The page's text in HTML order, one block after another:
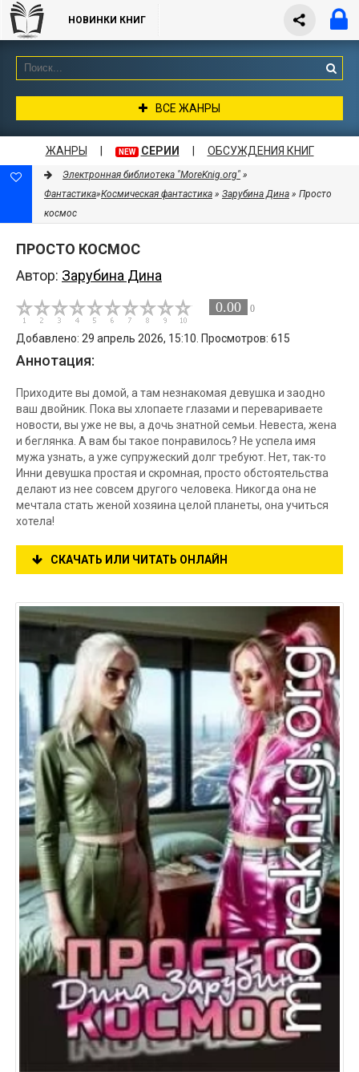
НОВИНКИ КНИГ
ВСЕ ЖАНРЫ
ЖАНРЫ NEW СЕРИИ ОБСУЖДЕНИЯ КНИГ
Электронная библиотека "MoreKnig.org" »
Фантастика»Космическая фантастика » Зарубина Дина » Просто
космос
ПРОСТО КОСМОС
Автор: Зарубина Дина
0.00 0
Добавлено: 29 апрель 2026, 15:10. Просмотров: 615
Аннотация:
Приходите вы домой, а там незнакомая девушка и заодно
ваш двойник. Пока вы хлопаете глазами и перевариваете
новости, вы уже не вы, а дочь знатной семьи. Невеста, жена
и беглянка. А вам бы такое понравилось? Не успела имя
мужа узнать, а уже супружеский долг требуют. Нет, так-то
Инни девушка простая и скромная, просто обстоятельства
делают из нее совсем другого человека. Никогда она не
мечтала стать женой хозяина целой планеты, она учиться
хотела!
СКАЧАТЬ ИЛИ ЧИТАТЬ ОНЛАЙН